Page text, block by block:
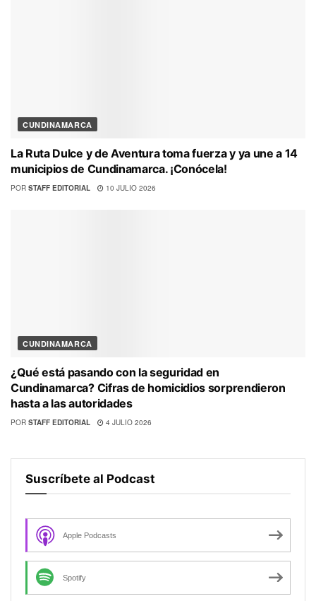
CUNDINAMARCA
La Ruta Dulce y de Aventura toma fuerza y ya une a 14
municipios de Cundinamarca. ¡Conócela!
POR STAFF EDITORIAL 10 JULIO 2026
CUNDINAMARCA
¿Qué está pasando con la seguridad en
Cundinamarca? Cifras de homicidios sorprendieron
hasta a las autoridades
POR STAFF EDITORIAL 4 JULIO 2026
Suscríbete al Podcast
Apple Podcasts
Spotify